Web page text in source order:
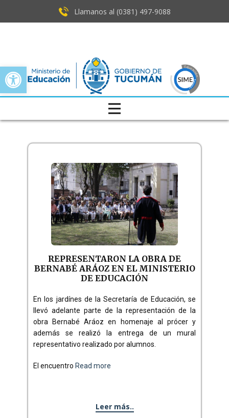
Open toolbar
Llamanos al (0381) ​497-9088
REPRESENTARON LA OBRA DE
BERNABÉ ARÁOZ EN EL MINISTERIO
DE EDUCACIÓN
En los jardínes de la Secretaría de Educación, se
llevó adelante parte de la representación de la
obra Bernabé Aráoz en homenaje al prócer y
además se realizó la entrega de un mural
representativo realizado por alumnos.
El encuentro Read more
Leer más..